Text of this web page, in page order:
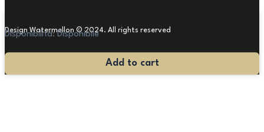
Design Watermellon © 2024. All rights reserved
Disponibilità: Disponibile
Lampadario
Add to cart